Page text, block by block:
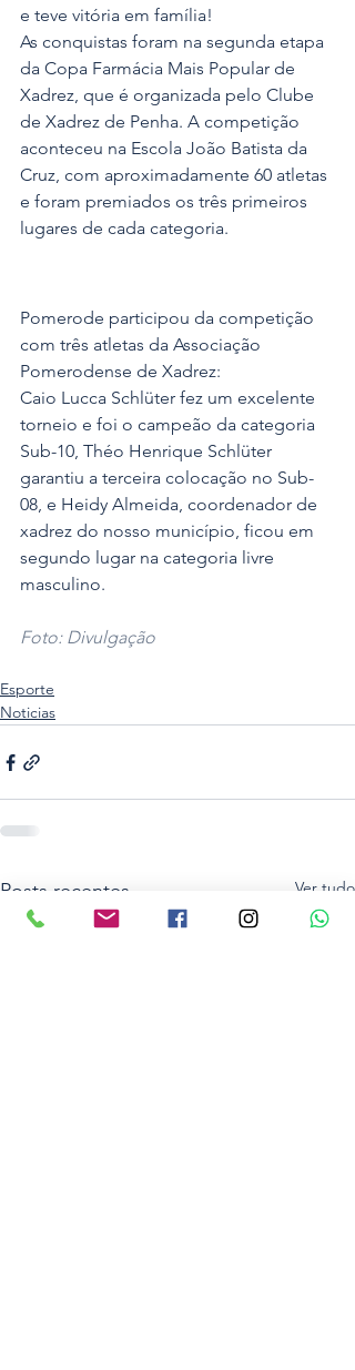
e teve vitória em família!
As conquistas foram na segunda etapa
da Copa Farmácia Mais Popular de
Xadrez, que é organizada pelo Clube
de Xadrez de Penha. A competição
aconteceu na Escola João Batista da
Cruz, com aproximadamente 60 atletas
e foram premiados os três primeiros
lugares de cada categoria.
Pomerode participou da competição
com três atletas da Associação
Pomerodense de Xadrez:
Caio Lucca Schlüter fez um excelente
torneio e foi o campeão da categoria
Sub-10, Théo Henrique Schlüter
garantiu a terceira colocação no Sub-
08, e Heidy Almeida, coordenador de
xadrez do nosso município, ficou em
segundo lugar na categoria livre
masculino.
Foto: Divulgação
Esporte
Noticias
Posts recentes Ver tudo